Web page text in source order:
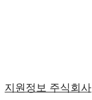
지원정보 주식회사